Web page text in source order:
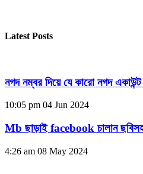
Latest Posts
নগদ নম্বর দিয়ে যে কারো নগদ
10:05 pm 04 Jun 2024
Mb ছাড়াই facebook চালান
4:26 am 08 May 2024